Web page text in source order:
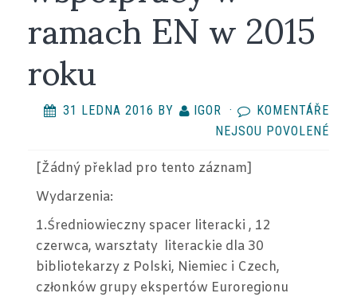
ramach EN w 2015
roku31 LEDNA 2016 BY IGOR ·
KOMENTÁŘE
NEJSOU POVOLENÉ
[Žádný překlad pro tento záznam]
Wydarzenia:
1.Średniowieczny spacer literacki , 12
czerwca, warsztaty literackie dla 30
bibliotekarzy z Polski, Niemiec i Czech,
członków grupy ekspertów Euroregionu